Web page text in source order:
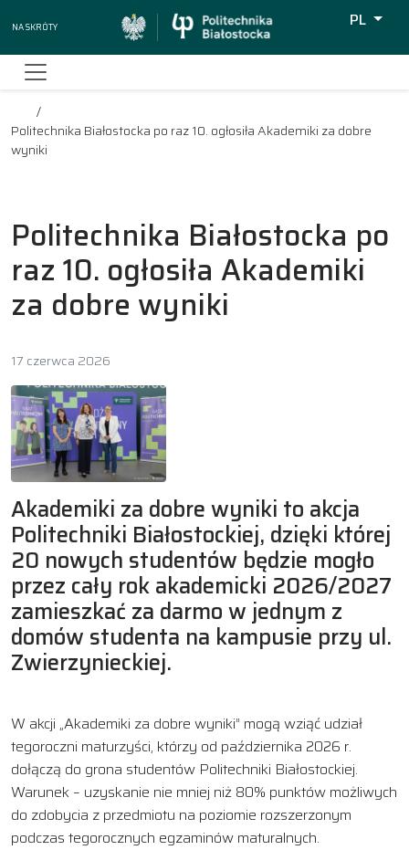
Na skróty
PL
Politechnika Białostocka po raz 10. ogłosiła Akademiki za dobre
wyniki
Politechnika Białostocka po
raz 10. ogłosiła Akademiki
za dobre wyniki
17 czerwca 2026
Akademiki za dobre wyniki to akcja
Politechniki Białostockiej, dzięki której
20 nowych studentów będzie mogło
przez cały rok akademicki 2026/2027
zamieszkać za darmo w jednym z
domów studenta na kampusie przy ul.
Zwierzynieckiej.
W akcji „Akademiki za dobre wyniki” mogą wziąć udział
tegoroczni maturzyści, którzy od października 2026 r.
dołączą do grona studentów Politechniki Białostockiej.
Warunek – uzyskanie nie mniej niż 80% punktów możliwych
do zdobycia z przedmiotu na poziomie rozszerzonym
podczas tegorocznych egzaminów maturalnych.